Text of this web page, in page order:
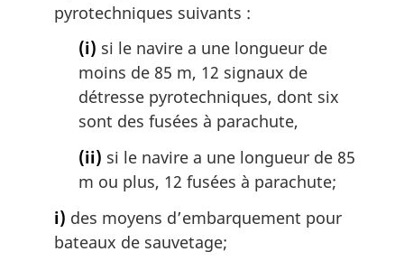
pyrotechniques suivants :
(i) si le navire a une longueur de
moins de 85 m, 12 signaux de
détresse pyrotechniques, dont six
sont des fusées à parachute,
(ii) si le navire a une longueur de 85
m ou plus, 12 fusées à parachute;
i) des moyens d’embarquement pour
bateaux de sauvetage;